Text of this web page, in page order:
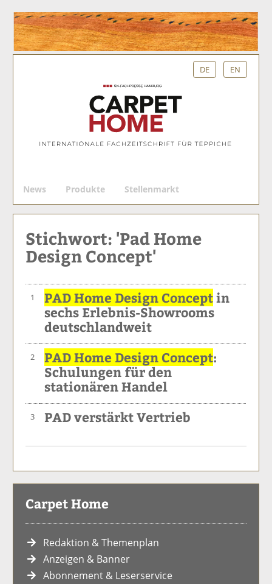
DE EN
News Produkte Stellenmarkt
c
Stichwort: 'Pad Home
Design Concept'
1 PAD Home Design Conceptin
sechs Erlebnis-Showrooms
deutschlandweit
2 PAD Home Design Concept:
Schulungen für den
stationären Handel
3 PAD verstärkt Vertrieb
Carpet Home
Redaktion & Themenplan
Anzeigen & Banner
Abonnement & Leserservice